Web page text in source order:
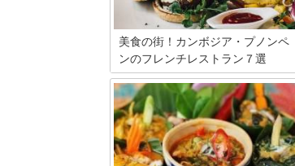
美食の街！カンボジア・プノンペ
ンのフレンチレストラン７選
カンボジアの首都プノンペンは、美食、
食倒れの街と言ってもいいほど、様々な
レストランに恵まれています。郷土食で
あるクメール料理をはじめ、各国の駐在
員が集まるプノンペンには、中国、韓
国、インド、イタリア、ドイツ、ロシア